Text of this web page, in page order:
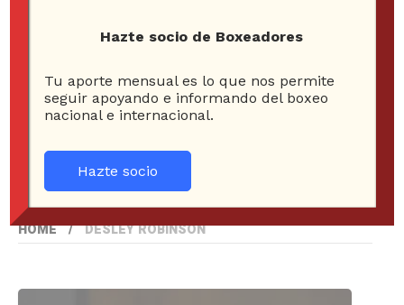
robinson
1
HOME DESLEY ROBINSON
Hazte socio de Boxeadores
Tu aporte mensual es lo que nos permite
seguir apoyando e informando del boxeo
nacional e internacional.
Hazte socio